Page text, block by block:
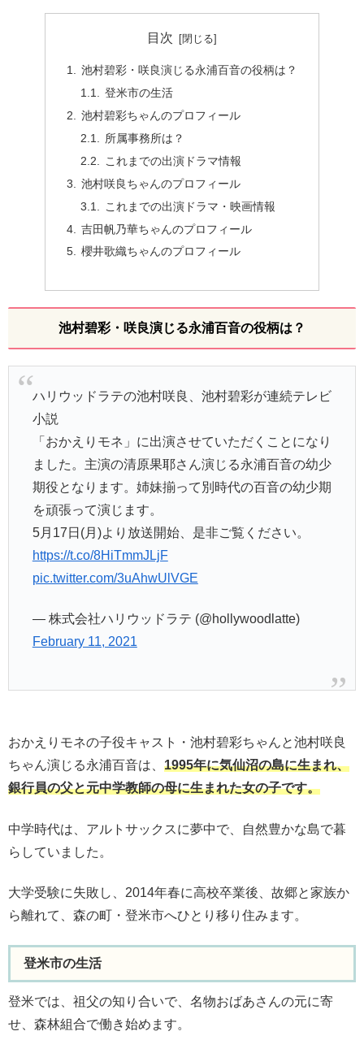
目次
池村碧彩・咲良演じる永浦百音の役柄は？
登米市の生活
池村碧彩ちゃんのプロフィール
所属事務所は？
これまでの出演ドラマ情報
池村咲良ちゃんのプロフィール
これまでの出演ドラマ・映画情報
吉田帆乃華ちゃんのプロフィール
櫻井歌織ちゃんのプロフィール
池村碧彩・咲良演じる永浦百音の役柄は？
ハリウッドラテの池村咲良、池村碧彩が連続テレビ
小説
「おかえりモネ」に出演させていただくことになり
ました。主演の清原果耶さん演じる永浦百音の幼少
期役となります。姉妹揃って別時代の百音の幼少期
を頑張って演じます。
5月17日(月)より放送開始、是非ご覧ください。
https://t.co/8HiTmmJLjF
pic.twitter.com/3uAhwUlVGE
— 株式会社ハリウッドラテ (@hollywoodlatte)
February 11, 2021
おかえりモネの子役キャスト・池村碧彩ちゃんと池村咲良
ちゃん演じる永浦百音は、 1995年に気仙沼の島に生まれ、
銀行員の父と元中学教師の母に生まれた女の子です。
中学時代は、アルトサックスに夢中で、自然豊かな島で暮
らしていました。
大学受験に失敗し、2014年春に高校卒業後、故郷と家族か
ら離れて、森の町・登米市へひとり移り住みます。
登米市の生活
登米では、祖父の知り合いで、名物おばあさんの元に寄
せ、森林組合で働き始めます。